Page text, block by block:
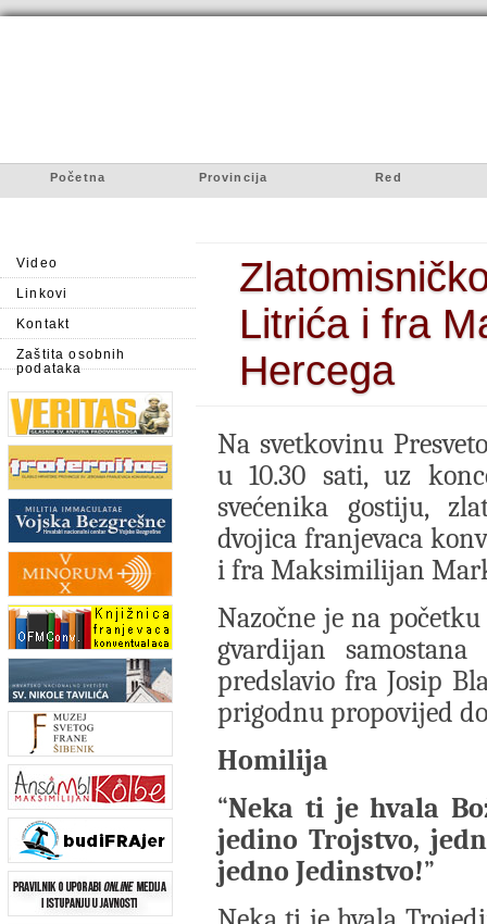
Početna Provincija Red
Video
Linkovi
Kontakt
Zaštita osobnih
podataka
Litrića i fra
Hercega
Na svetkovinu
u 10.30 sati, uz
svećenika gostiju,
dvojica franjevaca
i fra Maksimilijan
Nazočne je na
gvardijan
predslavio fra Josip
prigodnu propovijed
Homilija
“Neka ti je hvala
jedino Trojstvo,
jedno Jedinstvo!”